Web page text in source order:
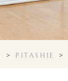
> PITASHIE >